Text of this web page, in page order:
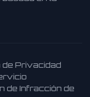
de Privacidad
de Infracción de